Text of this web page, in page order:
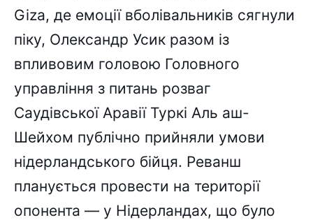
Giza, де емоції вболівальників сягнули
піку, Олександр Усик разом із
впливовим головою Головного
управління з питань розваг
Саудівської Аравії Туркі Аль аш-
Шейхом публічно прийняли умови
нідерландського бійця. Реванш
планується провести на території
опонента — у Нідерландах, що було